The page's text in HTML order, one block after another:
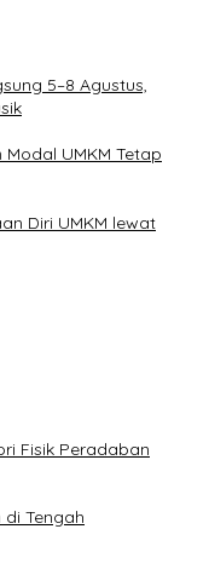
5–8 Agustus,
UMKM Tetap
Diri UMKM lewat
Fisik Peradaban
Tengah